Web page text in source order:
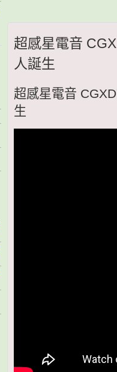
超感星電音
人誕生
超感星電音
生